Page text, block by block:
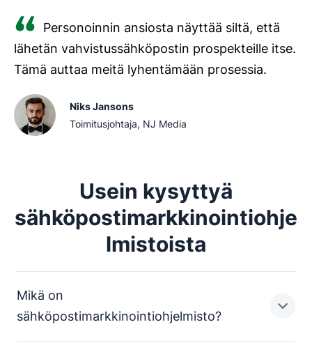
Personoinnin ansiosta näyttää siltä, että
lähetän vahvistussähköpostin prospekteille itse.
Tämä auttaa meitä lyhentämään prosessia.
Niks Jansons
Toimitusjohtaja, NJ Media
Usein kysyttyä
sähköpostimarkkinointiohje
lmistoista
Mikä on
sähköpostimarkkinointiohjelmisto?